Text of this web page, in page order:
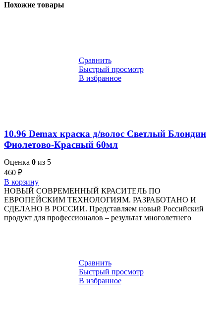
Похожие товары
Сравнить
Быстрый просмотр
В избранное
10.96 Demax краска д/волос Светлый Блондин
Фиолетово-Красный 60мл
Оценка 0 из 5
460 ₽
В корзину
НОВЫЙ СОВРЕМЕННЫЙ КРАСИТЕЛЬ ПО
ЕВРОПЕЙСКИМ ТЕХНОЛОГИЯМ. РАЗРАБОТАНО И
СДЕЛАНО В РОССИИ. Представляем новый Российский
продукт для профессионалов – результат многолетнего
Сравнить
Быстрый просмотр
В избранное